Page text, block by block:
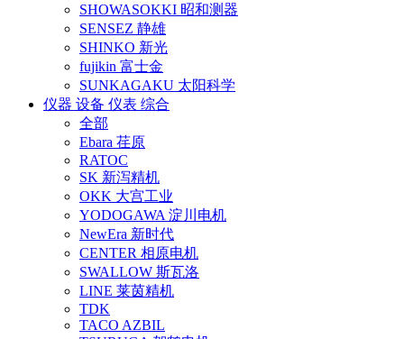
SHOWASOKKI 昭和测器
SENSEZ 静雄
SHINKO 新光
fujikin 富士金
SUNKAGAKU 太阳科学
仪器 设备 仪表 综合
全部
Ebara 荏原
RATOC
SK 新泻精机
OKK 大宫工业
YODOGAWA 淀川电机
NewEra 新时代
CENTER 相原电机
SWALLOW 斯瓦洛
LINE 莱茵精机
TDK
TACO AZBIL